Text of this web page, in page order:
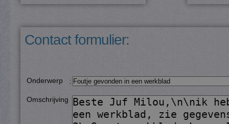
Contact formulier:
Onderwerp :
Omschrijving